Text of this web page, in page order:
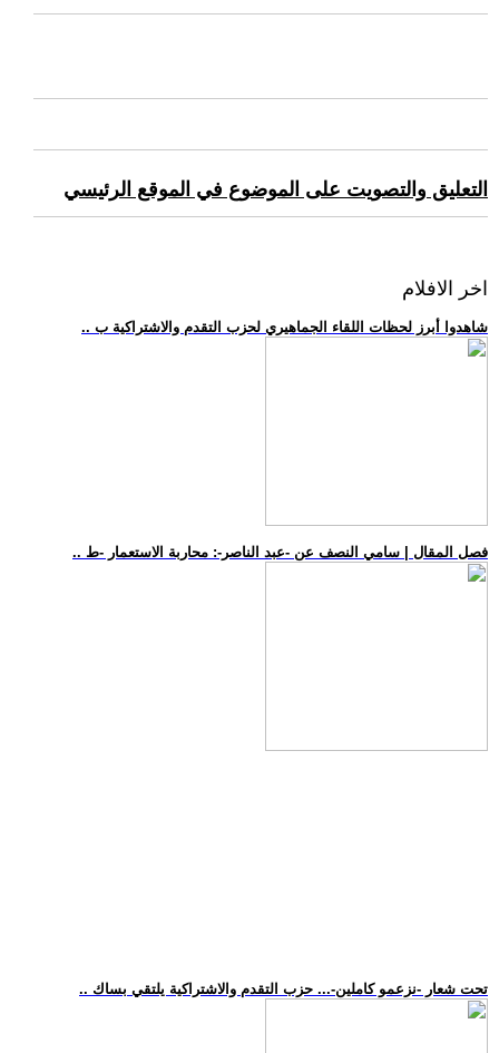
التعليق والتصويت على الموضوع في الموقع الرئيسي
اخر الافلام
.. شاهدوا أبرز لحظات اللقاء الجماهيري لحزب التقدم والاشتراكية ب
.. فصل المقال | سامي النصف عن -عبد الناصر-: محاربة الاستعمار -ط
.. تحت شعار -نزعمو كاملين-... حزب التقدم والاشتراكية يلتقي بساك